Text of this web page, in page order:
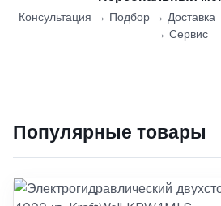
Консультация → Подбор →
→ Сервис
Популярные товары